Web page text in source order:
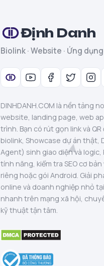
Định Danh
Biolink · Website · Ứng dụng
DINHDANH.COM là nền tảng
website, landing page, web
trình. Bạn có rút gọn link và
biolink, Showcase dự án thật,
Agent) sinh giao diện và
tính năng, kiểm tra SEO cơ
riêng hoặc gói Android. Giải
online và doanh nghiệp nhỏ
nhanh trên mạng xã hội,
kỹ thuật tận tâm.